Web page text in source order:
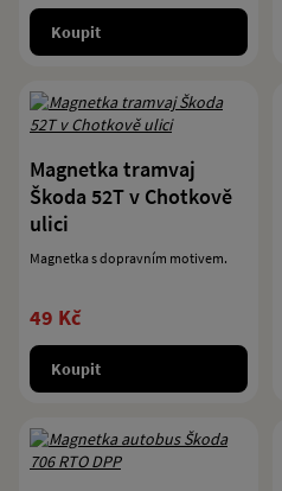
Koupit
Magnetka tramvaj
Škoda 52T v Chotkově
ulici
Magnetka s dopravním motivem.
49 Kč
Koupit